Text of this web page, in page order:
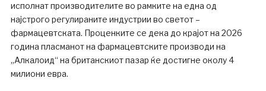
исполнат производителите во рамките на една од
најстрого регулираните индустрии во светот –
фармацевтската. Проценките се дека до крајот на 2026
година пласманот на фармацевтските производи на
„Алкалоид“ на британскиот пазар ќе достигне околу 4
милиони евра.